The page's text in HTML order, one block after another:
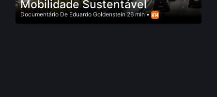
Mobilidade Sustentável
Documentário De Eduardo Goldenstein26 min •